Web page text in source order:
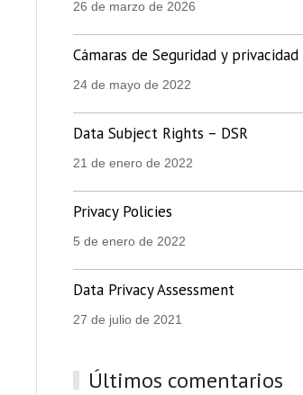
26 de marzo de 2026
Cámaras de Seguridad y privacidad
24 de mayo de 2022
Data Subject Rights – DSR
21 de enero de 2022
Privacy Policies
5 de enero de 2022
Data Privacy Assessment
27 de julio de 2021
Últimos comentarios